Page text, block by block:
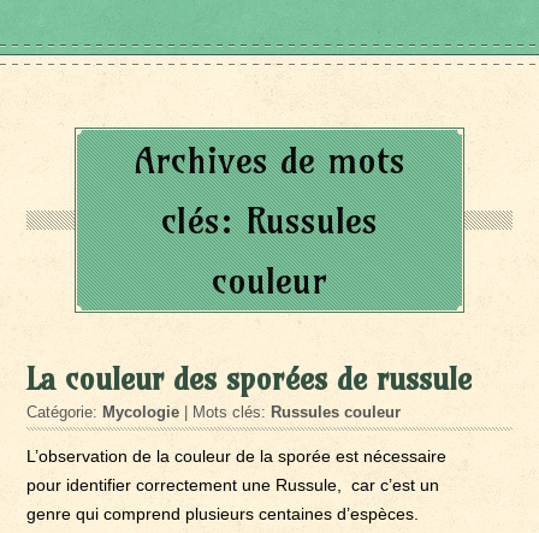
Archives de mots
clés:Russules
couleur
La couleur des sporées de russule
Catégorie: Mycologie | Mots clés: Russules couleur
L’observation de la couleur de la sporée est nécessaire
pour identifier correctement une Russule, car c’est un
genre qui comprend plusieurs centaines d’espèces.